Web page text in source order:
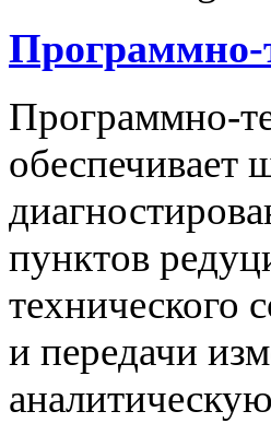
Программно-
Программно-
обеспечивает
пунктов
технического
и передачи